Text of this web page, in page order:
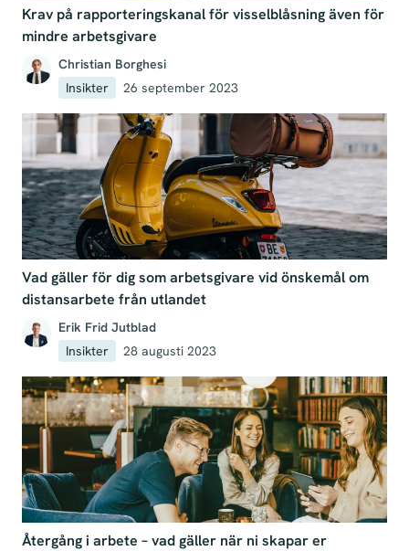
Krav på rapporteringskanal för visselblåsning även för
mindre arbetsgivare
Christian Borghesi
Insikter
26 september 2023
Vad gäller för dig som arbetsgivare vid önskemål om
distansarbete från utlandet
Erik Frid Jutblad
Insikter
28 augusti 2023
Återgång i arbete – vad gäller när ni skapar er